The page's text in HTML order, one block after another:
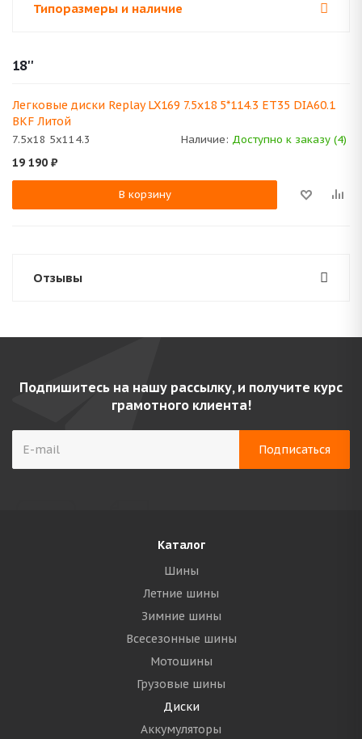
Типоразмеры и наличие
18''
Легковые диски Replay LX169 7.5x18 5*114.3 ET35 DIA60.1
BKF Литой
7.5x18 5x114.3 Наличие: Доступно к заказу (4)
19 190 ₽
В корзину
Отзывы
Подпишитесь на нашу рассылку, и получите курс
грамотного клиента!
Каталог
Шины
Летние шины
Зимние шины
Всесезонные шины
Мотошины
Грузовые шины
Диски
Аккумуляторы